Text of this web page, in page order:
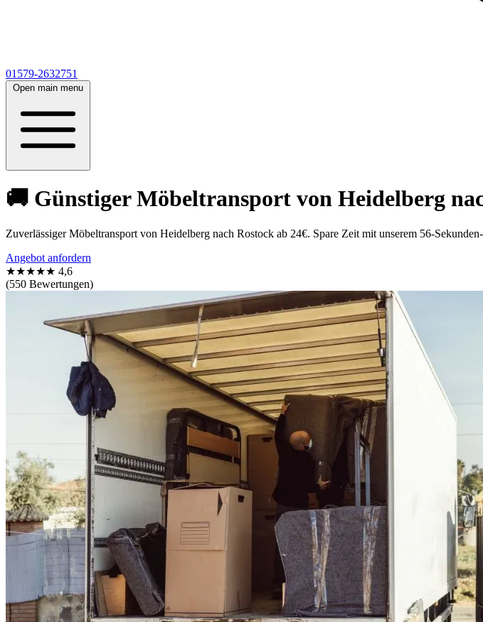
01579-2632751
Open main menu
🚚 Günstiger Möbeltransport von Heidelberg
Zuverlässiger Möbeltransport von Heidelberg nach Rostock ab 24€. Spare Zeit mit unserem 56-
Angebot anfordern
★★★★★ 4,6
(550 Bewertungen)